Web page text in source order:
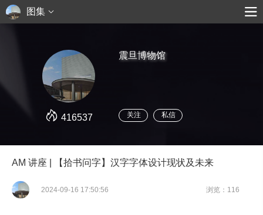
图集
416537
震旦博物馆
关注 私信
AM 讲座 | 【拾书问字】汉字字体设计现状及未来
2024-09-16 17:50:56 浏览：116